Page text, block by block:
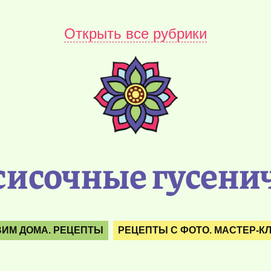
Открыть все рубрики
ДОМА. РЕЦЕПТЫ РЕЦЕПТЫ С ФОТО. МАСТЕР-